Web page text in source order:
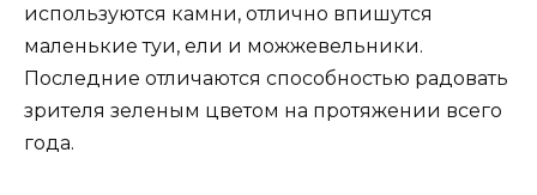
используются камни, отлично впишутся
маленькие туи, ели и можжевельники.
Последние отличаются способностью радовать
зрителя зеленым цветом на протяжении всего
года.